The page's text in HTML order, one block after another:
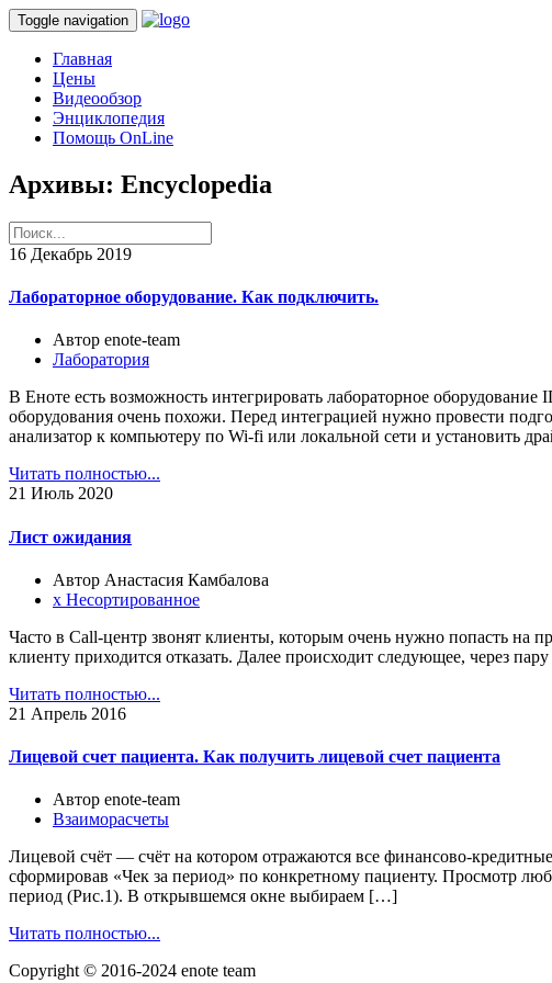
Toggle navigation
Главная
Цены
Видеообзор
Энциклопедия
Помощь OnLine
Архивы: Encyclopedia
16 Декабрь 2019
Лабораторное оборудование. Как подключить.
Автор enote-team
Лаборатория
В Еноте есть возможность интегрировать лабораторное
оборудования очень похожи. Перед интеграцией нужно провести
анализатор к компьютеру по Wi-fi или локальной сети и установить
Читать полностью...
21 Июль 2020
Лист ожидания
Автор Анастасия Камбалова
х Несортированное
Часто в Call-центр звонят клиенты, которым очень нужно попасть на
клиенту приходится отказать. Далее происходит следующее, через
Читать полностью...
21 Апрель 2016
Лицевой счет пациента. Как получить лицевой счет пациента
Автор enote-team
Взаиморасчеты
Лицевой счёт — счёт на котором отражаются все финансово-
сформировав «Чек за период» по конкретному пациенту. Просмотр
период (Рис.1). В открывшемся окне выбираем […]
Читать полностью...
Copyright © 2016-2024 enote team